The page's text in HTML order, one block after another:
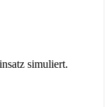
simuliert.